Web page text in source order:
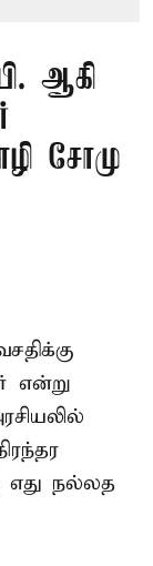
ஆகி
சோமு
என்று
எது நல்லத